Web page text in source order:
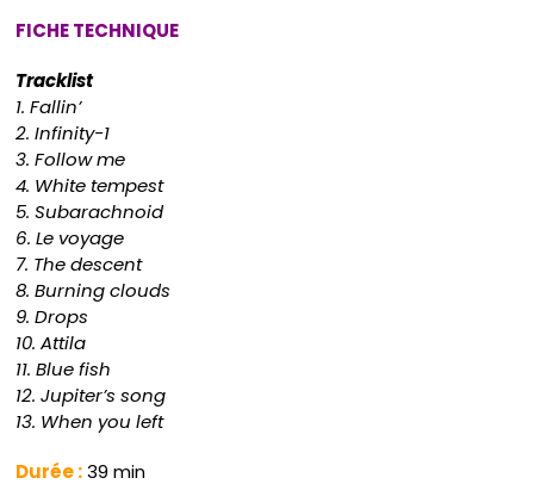
FICHE TECHNIQUE
Tracklist
1. Fallin’
2. Infinity-1
3. Follow me
4. White tempest
5. Subarachnoid
6. Le voyage
7. The descent
8. Burning clouds
9. Drops
10. Attila
11. Blue fish
12. Jupiter’s song
13. When you left
Durée :39 min